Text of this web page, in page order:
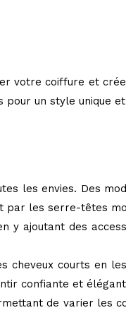
votre coiffure et
pour un style unique
les envies. Des
les serre-têtes
ajoutant des
courts en
confiante et
de varier les